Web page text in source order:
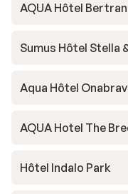
AQUA Hôtel
Sumus Hôtel Stella
Aqua Hôtel
AQUA Hotel The
Hôtel Indalo Park